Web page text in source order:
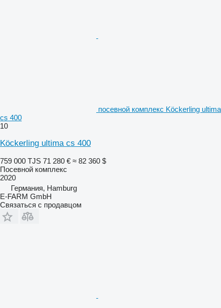
посевной комплекс Köckerling ultima
cs 400
10
Köckerling ultima cs 400
759 000 TJS 71 280 € ≈ 82 360 $
Посевной комплекс
2020
Германия, Hamburg
E-FARM GmbH
Связаться с продавцом